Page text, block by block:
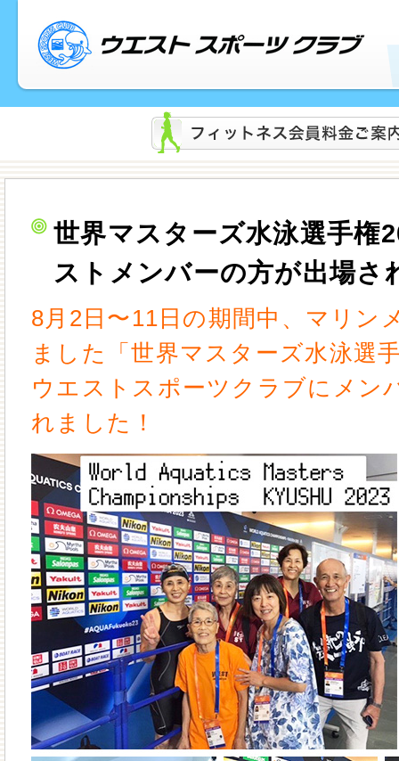
世界マスターズ水泳選手権
ストメンバーの方が出場さ
8月2日〜11日の期間中、マリン
ました「世界マスターズ水泳選
ウエストスポーツクラブにメン
れました！